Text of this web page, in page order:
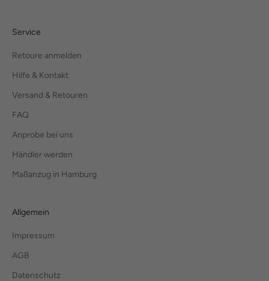
Service
Retoure anmelden
Hilfe & Kontakt
Versand & Retouren
FAQ
Anprobe bei uns
Händler werden
Maßanzug in Hamburg
Allgemein
Impressum
AGB
Datenschutz